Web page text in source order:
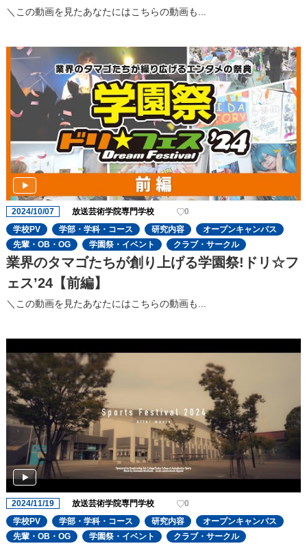
＼この動画を見たあなたにはこちらの動画も...
2024/10/07 放送芸術学院専門学校
0
学校PV
学部・学科・コース 研究内容
オープンキャンパス
先輩・OB・OG
学園祭・イベント クラブ・サークル
業界のタマゴたちが創り上げる学園祭!ドリ☆フ
ェスʼ24【前編】
＼この動画を見たあなたにはこちらの動画も...
2024/11/19 放送芸術学院専門学校
0
学校PV
学部・学科・コース 研究内容
オープンキャンパス
先輩・OB・OG
学園祭・イベント クラブ・サークル